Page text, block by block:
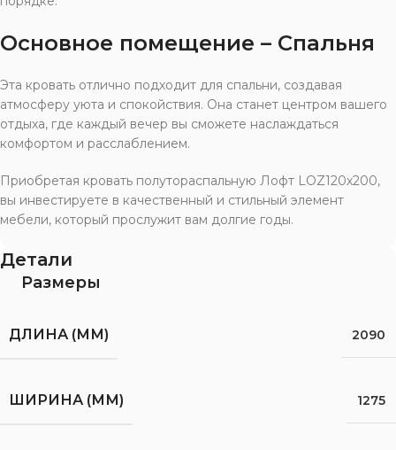
Основное помещение – Спальня
Эта кровать отлично подходит для спальни, создавая
атмосферу уюта и спокойствия. Она станет центром вашего
отдыха, где каждый вечер вы сможете наслаждаться
комфортом и расслаблением.
Приобретая кровать полутораспальную Лофт LOZ120х200,
вы инвестируете в качественный и стильный элемент
мебели, который прослужит вам долгие годы.
Детали
Размеры
ДЛИНА (ММ) 2090
ШИРИНА (ММ) 1275